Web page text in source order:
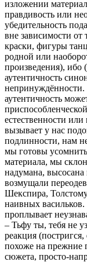
изложении
правдивость или
убедительность
вне зависимости от
краски, фигуры
родной или
произведения), ибо
аутентичность
непринуждённости.
аутентичность
естественности или
вызывает у нас
подлинности, нам
мы готовы
материала, мы
надумана,
возмущали
Шекспира,
наивных
проплывает
– Тьфу ты, тебя не
реакция
похоже на прежние
сюжета, просто-